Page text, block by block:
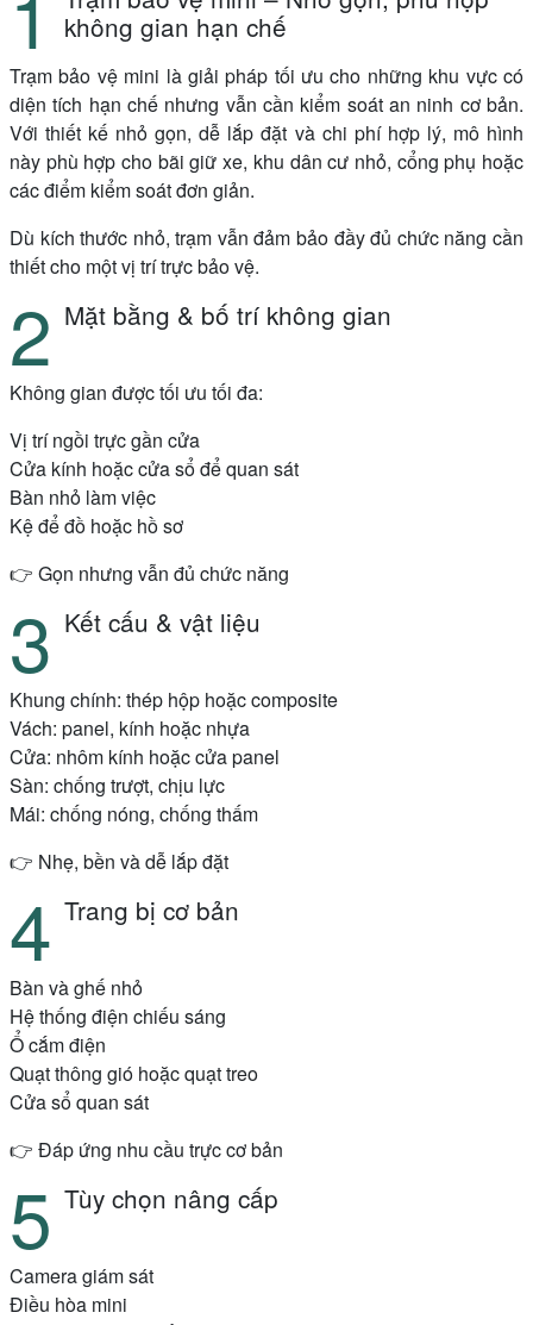
không gian hạn chế
Trạm bảo vệ mini là giải pháp tối ưu cho những khu vực có
diện tích hạn chế nhưng vẫn cần kiểm soát an ninh cơ bản.
Với thiết kế nhỏ gọn, dễ lắp đặt và chi phí hợp lý, mô hình
này phù hợp cho bãi giữ xe, khu dân cư nhỏ, cổng phụ hoặc
các điểm kiểm soát đơn giản.
Dù kích thước nhỏ, trạm vẫn đảm bảo đầy đủ chức năng cần
thiết cho một vị trí trực bảo vệ.
Mặt bằng & bố trí không gian
Không gian được tối ưu tối đa:
Vị trí ngồi trực gần cửa
Cửa kính hoặc cửa sổ để quan sát
Bàn nhỏ làm việc
Kệ để đồ hoặc hồ sơ
👉 Gọn nhưng vẫn đủ chức năng
Kết cấu & vật liệu
Khung chính: thép hộp hoặc composite
Vách: panel, kính hoặc nhựa
Cửa: nhôm kính hoặc cửa panel
Sàn: chống trượt, chịu lực
Mái: chống nóng, chống thấm
👉 Nhẹ, bền và dễ lắp đặt
Trang bị cơ bản
Bàn và ghế nhỏ
Hệ thống điện chiếu sáng
Ổ cắm điện
Quạt thông gió hoặc quạt treo
Cửa sổ quan sát
👉 Đáp ứng nhu cầu trực cơ bản
Tùy chọn nâng cấp
Camera giám sát
Điều hòa mini